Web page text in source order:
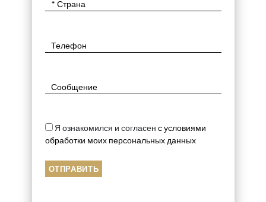
Я ознакомился и согласен с условиями
обработки моих персональных данных